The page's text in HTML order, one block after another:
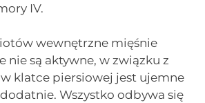
IV.
wewnętrzne mięśnie
nie są aktywne, w związku z
klatce piersiowej jest ujemne
Wszystko odbywa się